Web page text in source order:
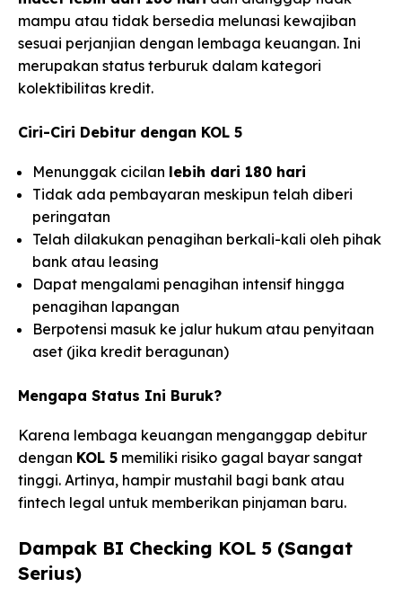
mampu atau tidak bersedia melunasi kewajiban
sesuai perjanjian dengan lembaga keuangan. Ini
merupakan status terburuk dalam kategori
kolektibilitas kredit.
Ciri-Ciri Debitur dengan KOL 5
Menunggak cicilan lebih dari 180 hari
Tidak ada pembayaran meskipun telah diberi
peringatan
Telah dilakukan penagihan berkali-kali oleh pihak
bank atau leasing
Dapat mengalami penagihan intensif hingga
penagihan lapangan
Berpotensi masuk ke jalur hukum atau penyitaan
aset (jika kredit beragunan)
Mengapa Status Ini Buruk?
Karena lembaga keuangan menganggap debitur
dengan KOL 5 memiliki risiko gagal bayar sangat
tinggi. Artinya, hampir mustahil bagi bank atau
fintech legal untuk memberikan pinjaman baru.
Dampak BI Checking KOL 5 (Sangat
Serius)